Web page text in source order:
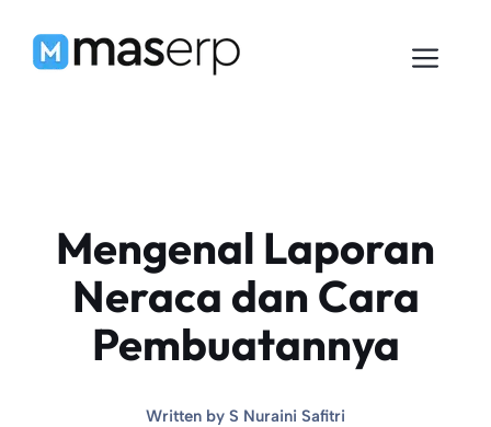
Mengenal Laporan
Neraca dan Cara
Pembuatannya
Written by S Nuraini Safitri